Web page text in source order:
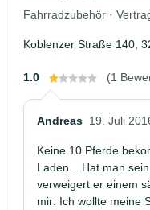
Fahrradzubehör ·
Koblenzer Straße 140,
1.0 (1
Andreas 19. Juli
Keine 10 Pferde
Laden... Hat man
verweigert er einem
mir: Ich wollte meine